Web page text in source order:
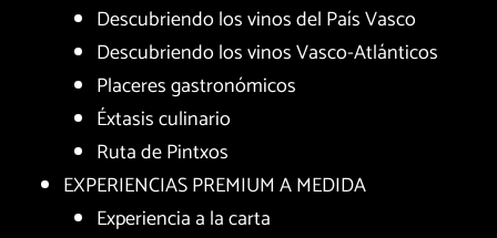
Descubriendo los vinos del País Vasco
Descubriendo los vinos Vasco-Atlánticos
Placeres gastronómicos
Éxtasis culinario
Ruta de Pintxos
EXPERIENCIAS PREMIUM A MEDIDA
Experiencia a la carta